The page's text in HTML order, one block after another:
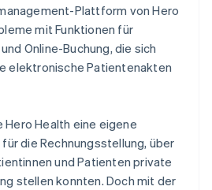
Plattform von Hero
mit Funktionen für
Online-Buchung, die sich
elektronische Patientenakten
Health eine eigene
die Rechnungsstellung, über
und Patienten private
stellen konnten. Doch mit der